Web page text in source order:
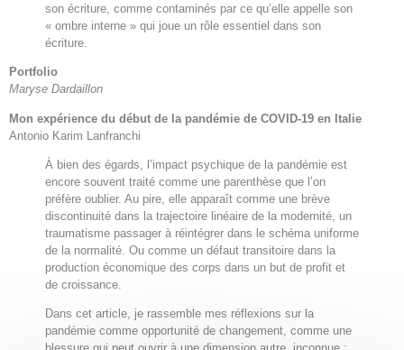
son écriture, comme contaminés par ce qu’elle appelle son
« ombre interne » qui joue un rôle essentiel dans son
écriture.
Portfolio
Maryse Dardaillon
Mon expérience du début de la pandémie de COVID-19 en Italie
Antonio Karim Lanfranchi
À bien des égards, l’impact psychique de la pandémie est
encore souvent traité comme une parenthèse que l’on
préfère oublier. Au pire, elle apparaît comme une brève
discontinuité dans la trajectoire linéaire de la modernité, un
traumatisme passager à réintégrer dans le schéma uniforme
de la normalité. Ou comme un défaut transitoire dans la
production économique des corps dans un but de profit et
de croissance.
Dans cet article, je rassemble mes réflexions sur la
pandémie comme opportunité de changement, comme une